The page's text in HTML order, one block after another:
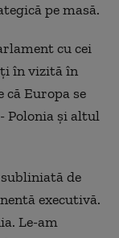
pe masă.
cu cei
în vizită în
că Europa se
Polonia şi altul
de
executivă.
Le-am